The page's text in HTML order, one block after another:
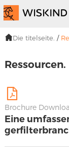
Abreiniger
system
PHD.
Es ist
lösung.
programm.
Um
uns.
Nachrichten
Die titelseite. /
Ressourcen.
Brochure
Eine